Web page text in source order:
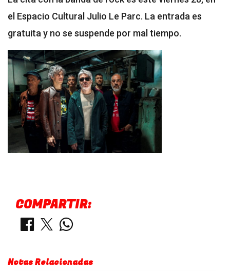
el Espacio Cultural Julio Le Parc. La entrada es
gratuita y no se suspende por mal tiempo.
COMPARTIR:
Notas Relacionadas